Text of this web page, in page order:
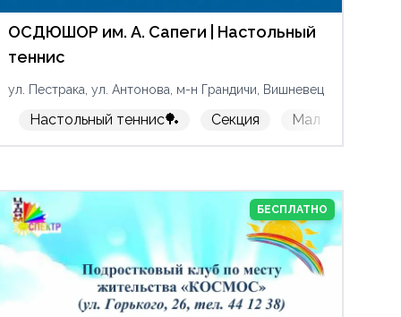
молота Легкая атлетика🏃‍♀️ 🟩Бесплатно
🟩Бесплатно
ОСДЮШОР им. А. Сапеги | Настольный
теннис
ул. Пестрака, ул. Антонова, м-н Грандичи, Вишневец
Настольный теннис🏓 Секция Мальчикам
БЕСПЛАТНО